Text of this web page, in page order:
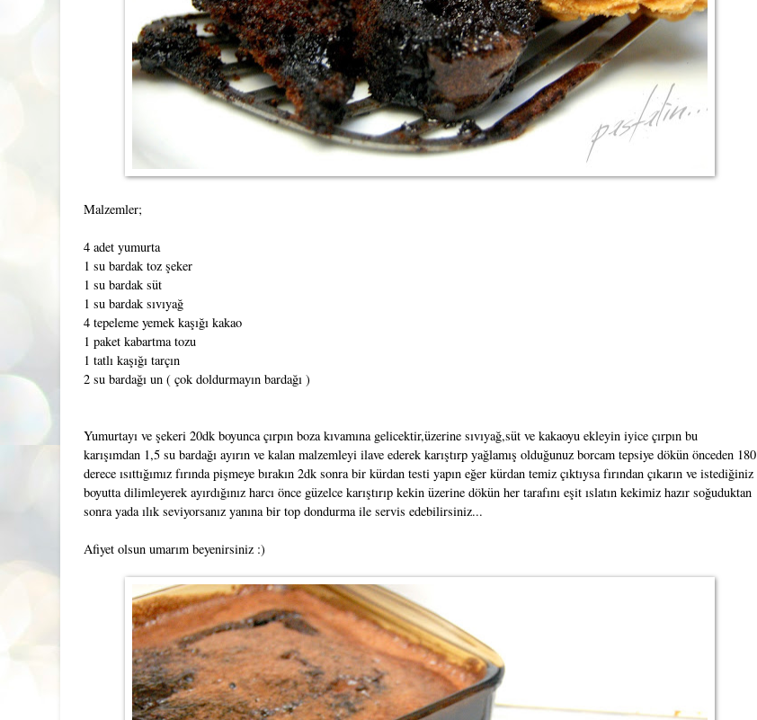
Malzemler;
4 adet yumurta
1 su bardak toz şeker
1 su bardak süt
1 su bardak sıvıyağ
4 tepeleme yemek kaşığı kakao
1 paket kabartma tozu
1 tatlı kaşığı tarçın
2 su bardağı un ( çok doldurmayın bardağı )
Yumurtayı ve şekeri 20dk boyunca çırpın boza kıvamına gelicektir,üzerine sıvıyağ,süt ve kakaoyu ekleyin iyice çırpın bu
karışımdan 1,5 su bardağı ayırın ve kalan malzemleyi ilave ederek karıştırp yağlamış olduğunuz borcam tepsiye dökün önceden 180
derece ısıttığımız fırında pişmeye bırakın 2dk sonra bir kürdan testi yapın eğer kürdan temiz çıktıysa fırından çıkarın ve istediğiniz
boyutta dilimleyerek ayırdığınız harcı önce güzelce karıştırıp kekin üzerine dökün her tarafını eşit ıslatın kekimiz hazır soğuduktan
sonra yada ılık seviyorsanız yanına bir top dondurma ile servis edebilirsiniz...
Afiyet olsun umarım beyenirsiniz :)